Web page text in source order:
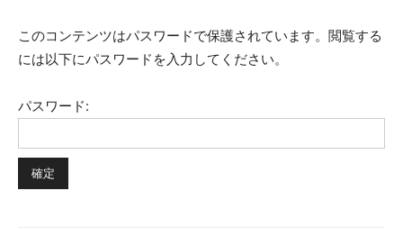
このコンテンツはパスワードで保護されています。閲覧する
には以下にパスワードを入力してください。
パスワード: